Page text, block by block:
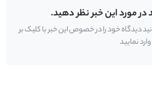
مورد این خبر نظر دهید.
دیدگاه خود را در خصوص این خبر با کلیک بر
نمایید